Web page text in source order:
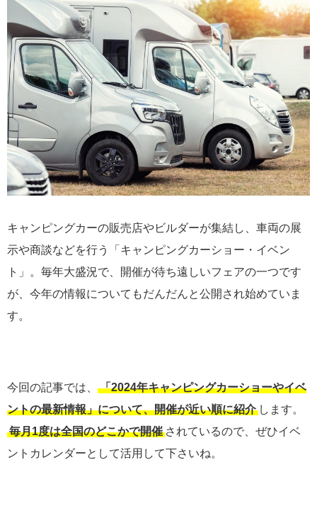
キャンピングカーの販売店やビルダーが集結し、車両の展
示や商談などを行う「キャンピングカーショー・イベン
ト」。毎年大盛況で、開催が待ち遠しいフェアの一つです
が、今年の情報についてもだんだんと公開され始めていま
す。
今回の記事では、
「2024年キャンピングカーショーやイベ
ントの最新情報」について、開催が近い順に紹介 します。
毎月1度は全国のどこかで開催 されているので、ぜひイベ
ントカレンダーとして活用して下さいね。